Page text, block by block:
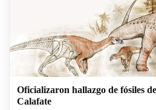
Oficializaron hallazgo de fósiles
Calafate